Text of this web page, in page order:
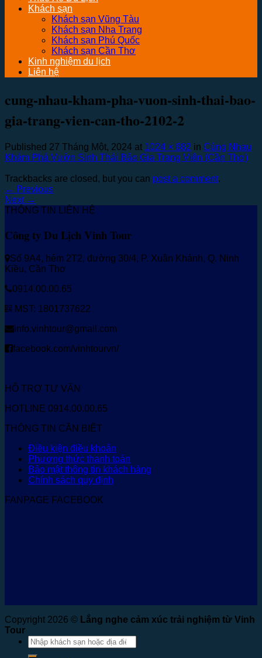
Khách sạn
Khách sạn Vũng Tàu
Khách sạn Nha Trang
Khách sạn Phú Quốc
Khách sạn Cần Thơ
Kinh nghiệm du lịch
Liên hệ
cung-nhau-kham-pha-vuon-sinh-thai-bao-
gia-trang-vien-can-tho-2102-2
Published 27 Tháng Một, 2024 at 1024 × 682 in Cùng Nhau
Khám Phá Vườn Sinh Thái Bảo Gia Trang Viên (Cần Thơ)
Trackbacks are closed, but you can post a comment.
← Previous
Next →
THÔNG TIN LIÊN HỆ
Công ty Du Lịch Vinh Tour
Số 9A4, hẻm 2T2, đường 30/4, P. Xuân Khánh, Q. Ninh
Kiều, Cần Thơ
0914.00.00.65
MST: 1801737622
info.vinhtour@gmail.com
facebook.com/vinhtourvn/
HỖ TRỢ TƯ VẤN
HOTLINE 0914.00.00.65
THÔNG TIN CẦN BIẾT
Điều kiện điều khoản
Phương thức thanh toán
Bảo mật thông tin khách hàng
Chính sách quy định
FANPAGE FACEBOOK
Copyright 2026 © Lắng nghe cảm xúc trải nghiệm từ Vinh
Tour
Tìm
kiếm: